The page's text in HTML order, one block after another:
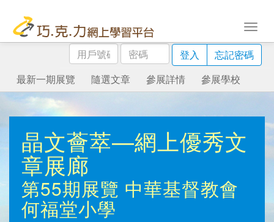
用
戶
號
碼
密
碼
登入
忘記密碼
最新一期展覽
隨選文章 參展詳情 參展學校
晶文薈萃—網上優秀文
章展廊
第55期展覽 中華基督教會
何福堂小學